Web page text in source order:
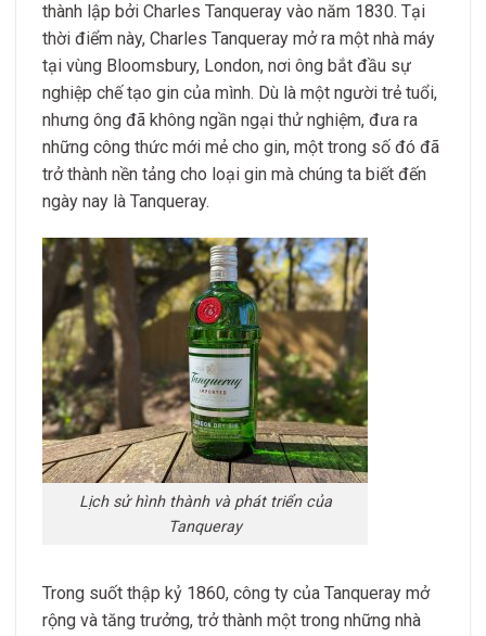
thành lập bởi Charles Tanqueray vào năm 1830. Tại
thời điểm này, Charles Tanqueray mở ra một nhà máy
tại vùng Bloomsbury, London, nơi ông bắt đầu sự
nghiệp chế tạo gin của mình. Dù là một người trẻ tuổi,
nhưng ông đã không ngần ngại thử nghiệm, đưa ra
những công thức mới mẻ cho gin, một trong số đó đã
trở thành nền tảng cho loại gin mà chúng ta biết đến
ngày nay là Tanqueray.
Lịch sử hình thành và phát triển của
Tanqueray
Trong suốt thập kỷ 1860, công ty của Tanqueray mở
rộng và tăng trưởng, trở thành một trong những nhà